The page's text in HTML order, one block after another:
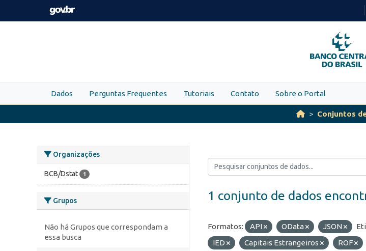
Skip to main content
PARA
O
Dados Perguntas Frequentes Tutoriais Contato Sobre o Portal
Conjuntos
Organizações
BCB/Dstat 1
Grupos
Não há Grupos que correspondam a
essa busca
1 conjunto de dados
Formatos: API OData JSON
IED
Capitais Estrangeiros ROF